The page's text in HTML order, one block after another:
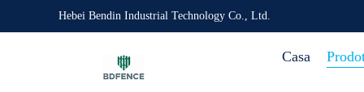
Hebei Bendin Industrial Technology Co., Ltd.
Casa